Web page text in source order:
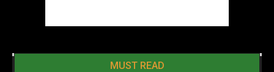
MUST READ